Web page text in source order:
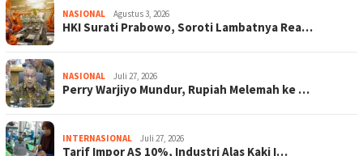
NASIONAL Agustus 3, 2026
HKI Surati Prabowo, Soroti Lambatnya Rea…
NASIONAL Juli 27, 2026
Perry Warjiyo Mundur, Rupiah Melemah ke …
INTERNASIONAL Juli 27, 2026
Tarif Impor AS 10%, Industri Alas Kaki I…